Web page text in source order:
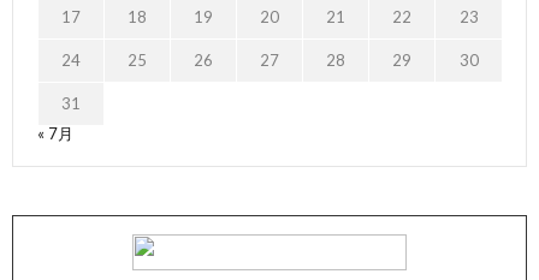
17 18 19 20 21 22 23
24 25 26 27 28 29 30
31
« 7月